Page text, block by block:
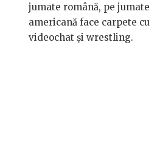
jumate română, pe jumate
americană face carpete cu
videochat și wrestling.